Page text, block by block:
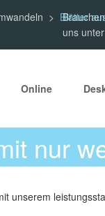
Blätter
uns unter
Online
nur
unserem